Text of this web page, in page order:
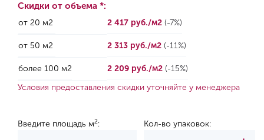
Скидки от объема *:
от 20 м2 2 417 руб./м2 (-7%)
от 50 м2 2 313 руб./м2 (-11%)
более 100 м2 2 209 руб./м2 (-15%)
Условия предоставления скидки уточняйте у менеджера
Введите площадь м2: Кол-во упаковок: